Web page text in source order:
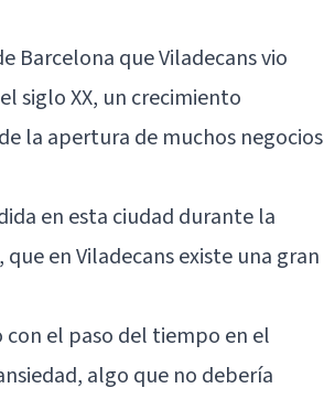
Barcelona queViladecansvio
siglo XX, un crecimiento
la apertura de muchos negocios
en esta ciudad durante la
en Viladecans existe una gran
con el paso del tiempo en el
algo que no debería